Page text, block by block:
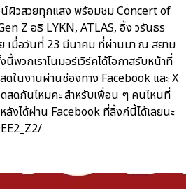
ผิวสวยทุกแสง พร้อมชม Concert of
Z อธิ LYKN, ATLAS, อิ้ง วรันธร
เมื่อวันที่ 23 มีนาคม ที่ผ่านมา ณ สยาม
พวกเราโนมอร์เวิร์คได้โอกาสรับหน้าที่
ในงานผ่านช่องทาง Facebook และ X
สดกันไหมคะ สำหรับเพื่อน ๆ คนไหนที่
ลังได้ผ่าน Facebook ที่ลิ้งก์นี้ได้เลยนะ